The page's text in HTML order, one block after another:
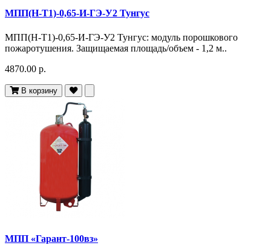
МПП(Н-Т1)-0,65-И-ГЭ-У2 Тунгус
МПП(Н-Т1)-0,65-И-ГЭ-У2 Тунгус: модуль порошкового
пожаротушения. Защищаемая площадь/объем - 1,2 м..
4870.00 р.
В корзину
МПП «Гарант-100вз»